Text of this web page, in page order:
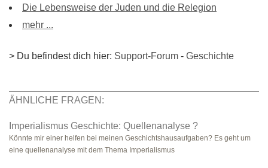
Die Lebensweise der Juden und die Relegion
mehr ...
> Du befindest dich hier: Support-Forum - Geschichte
ÄHNLICHE FRAGEN:
Imperialismus Geschichte: Quellenanalyse ?
Könnte mir einer helfen bei meinen Geschichtshausaufgaben? Es geht um
eine quellenanalyse mit dem Thema Imperialismus